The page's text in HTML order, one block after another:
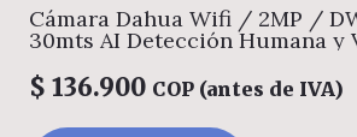
Cámara Dahua Wifi / 2MP /
30mts AI Detección Humana y
Web, PoE, Alarma por Sonido
Audio vidireccional, Soporta
256GB, Gestion desde la App
$ 136.900 COP (antes de IVA)